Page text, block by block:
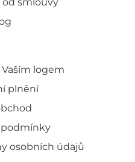
logem
plnění
osobních údajů